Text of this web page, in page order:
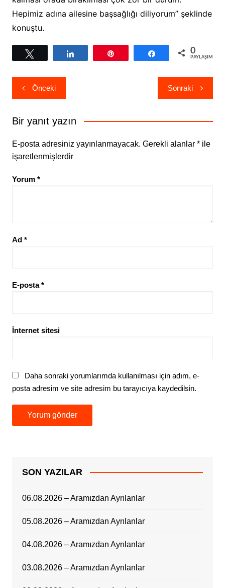
Hepimiz adına ailesine başsağlığı diliyorum” şeklinde
konuştu.
Paylaş 0
PAYLAŞIMLAR
Yazı
gezinmesi
Önceki Sonraki
Bir yanıt yazın
E-posta adresiniz yayınlanmayacak. Gerekli alanlar *ile
işaretlenmişlerdir
Yorum *
Ad *
E-posta*
İnternet sitesi
Daha sonraki yorumlarımda kullanılması için adım, e-
posta adresim ve site adresim bu tarayıcıya kaydedilsin.
SON YAZILAR
06.08.2026 – Aramızdan Ayrılanlar
05.08.2026 – Aramızdan Ayrılanlar
04.08.2026 – Aramızdan Ayrılanlar
03.08.2026 – Aramızdan Ayrılanlar